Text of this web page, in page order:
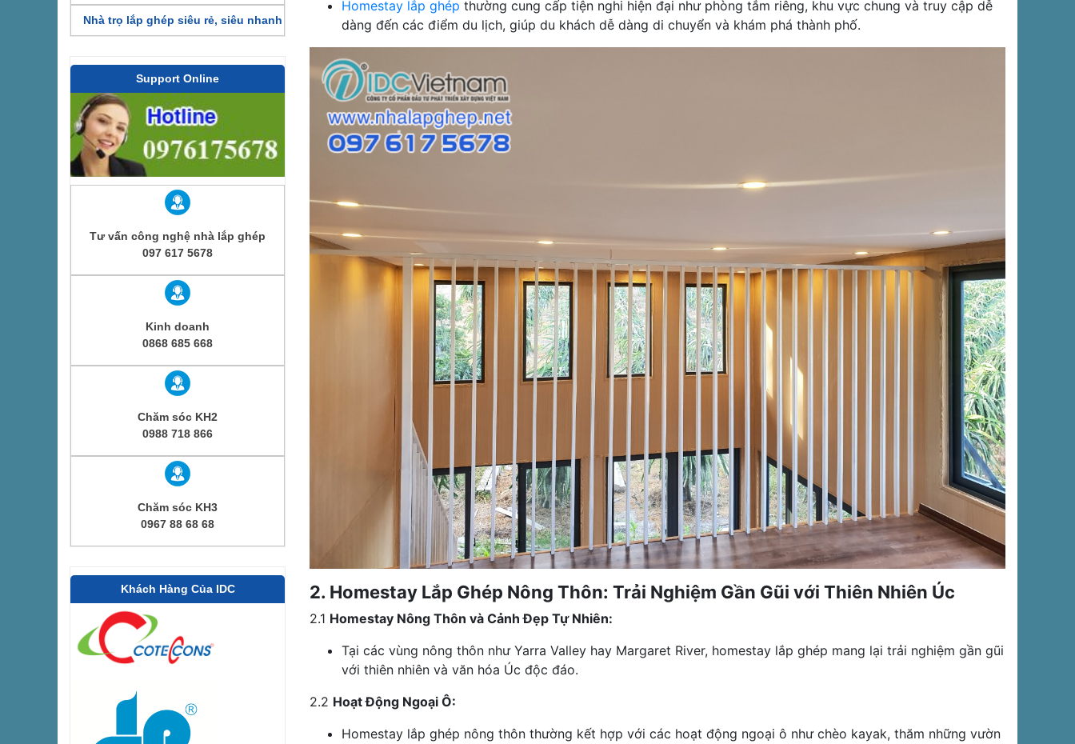
Nhà trọ lắp ghép siêu rẻ, siêu nhanh
Support Online
Tư vấn công nghệ nhà lắp ghép
097 617 5678
Kinh doanh
0868 685 668
Chăm sóc KH2
0988 718 866
Chăm sóc KH3
0967 88 68 68
Khách Hàng Của IDC
Homestay lắp ghép thường cung cấp tiện nghi hiện đại như phòng tắm riêng, khu vực chung và truy cập dễ
dàng đến các điểm du lịch, giúp du khách dễ dàng di chuyển và khám phá thành phố.
2. Homestay Lắp Ghép Nông Thôn: Trải Nghiệm Gần Gũi với Thiên Nhiên Úc
2.1 Homestay Nông Thôn và Cảnh Đẹp Tự Nhiên:
Tại các vùng nông thôn như Yarra Valley hay Margaret River, homestay lắp ghép mang lại trải nghiệm gần gũi
với thiên nhiên và văn hóa Úc độc đáo.
2.2 Hoạt Động Ngoại Ô:
Homestay lắp ghép nông thôn thường kết hợp với các hoạt động ngoại ô như chèo kayak, thăm những vườn